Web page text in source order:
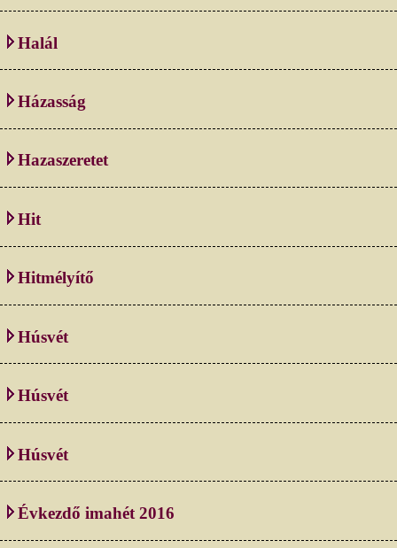
Halál
Házasság
Hazaszeretet
Hit
Hitmélyítő
Húsvét
Húsvét
Húsvét
Évkezdő imahét 2016